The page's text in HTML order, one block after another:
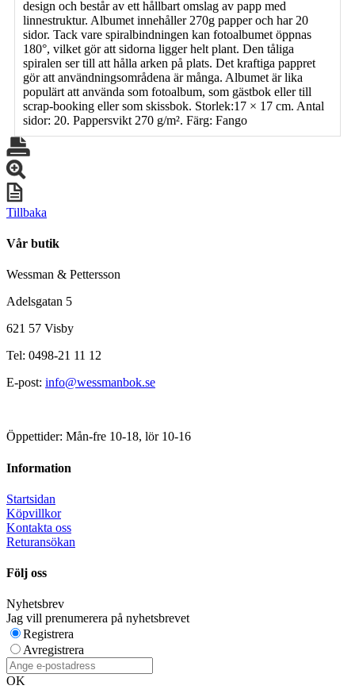
design och består av ett hållbart omslag av papp med
linnestruktur. Albumet innehåller 270g papper och har 20
sidor. Tack vare spiralbindningen kan fotoalbumet öppnas
180°, vilket gör att sidorna ligger helt plant. Den tåliga
spiralen ser till att hålla arken på plats. Det kraftiga pappret
gör att användningsområdena är många. Albumet är lika
populärt att använda som fotoalbum, som gästbok eller till
scrap-booking eller som skissbok. Storlek:17 × 17 cm. Antal
sidor: 20. Pappersvikt 270 g/m². Färg: Fango
Tillbaka
Vår butik
Wessman & Pettersson
Adelsgatan 5
621 57 Visby
Tel: 0498-21 11 12
E-post: info@wessmanbok.se
Öppettider: Mån-fre 10-18, lör 10-16
Information
Startsidan
Köpvillkor
Kontakta oss
Returansökan
Följ oss
Nyhetsbrev
Jag vill prenumerera på nyhetsbrevet
Registrera
Avregistrera
OK